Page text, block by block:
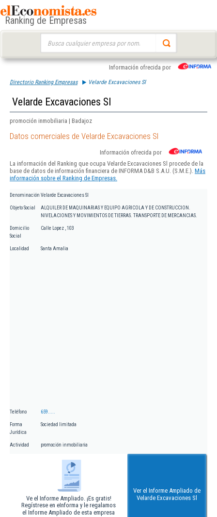
Ranking de Empresas
Información ofrecida por
Directorio Ranking Empresas Velarde Excavaciones Sl
Velarde Excavaciones Sl
promoción inmobiliaria | Badajoz
Datos comerciales de Velarde Excavaciones Sl
Información ofrecida por
La información del Ranking que ocupa Velarde Excavaciones Sl procede de la
base de datos de información financiera de INFORMA D&B S.A.U. (S.M.E.). Más
información sobre el Ranking de Empresas.
Denominación Velarde Excavaciones Sl
Objeto Social
ALQUILER DE MAQUINARIAS Y EQUIPO AGRICOLA Y DE CONSTRUCCION.
NIVELACIONES Y MOVIMIENTOS DE TIERRAS. TRANSPORTE DE MERCANCIAS.
Domicilio
Social
Calle Lopez , 103
Localidad Santa Amalia
Teléfono 659.....
Forma
Jurídica
Sociedad limitada
Actividad promoción inmobiliaria
Ve el Informe Ampliado. ¡Es gratis!
Regístrese en eInforma y le regalamos
el Informe Ampliado de esta empresa
Ver el Informe Ampliado de
Velarde Excavaciones Sl